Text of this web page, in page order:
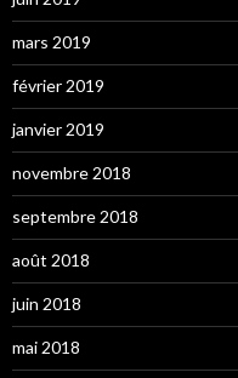
mars 2019
février 2019
janvier 2019
novembre 2018
septembre 2018
août 2018
juin 2018
mai 2018